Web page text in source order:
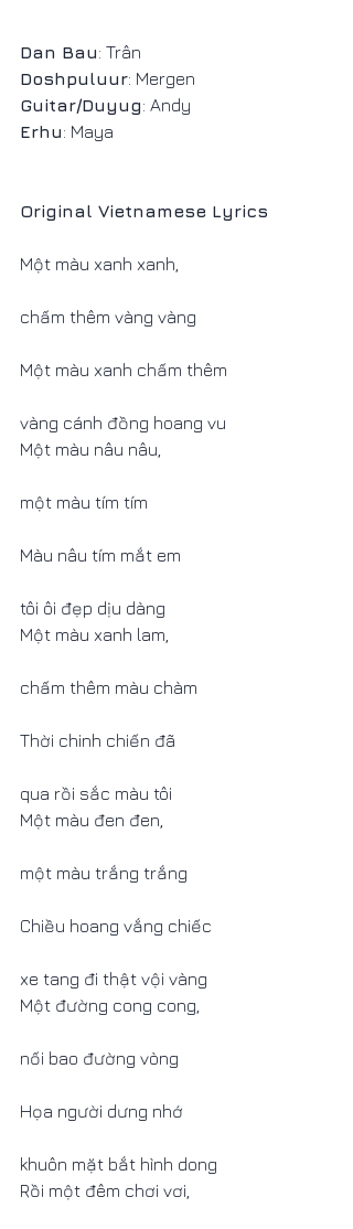
Dan Bau: Trân
Doshpuluur: Mergen
Guitar/Duyug: Andy
Erhu: Maya
Original Vietnamese Lyrics
Một màu xanh xanh,
chấm thêm vàng vàng
Một màu xanh chấm thêm
vàng cánh đồng hoang vu
Một màu nâu nâu,
một màu tím tím
Màu nâu tím mắt em
tôi ôi đẹp dịu dàng
Một màu xanh lam,
chấm thêm màu chàm
Thời chinh chiến đã
qua rồi sắc màu tôi
Một màu đen đen,
một màu trắng trắng
Chiều hoang vắng chiếc
xe tang đi thật vội vàng
Một đường cong cong,
nối bao đường vòng
Họa người dưng nhớ
khuôn mặt bắt hình dong
Rồi một đêm chơi vơi,